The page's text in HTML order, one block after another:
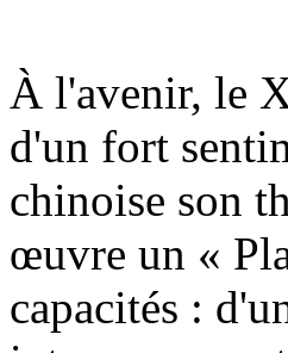
À l'avenir, le
d'un fort
chinoise son
œuvre un «
capacités :